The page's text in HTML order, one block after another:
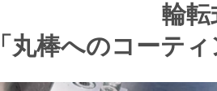
輪転
「丸棒へのコーティ